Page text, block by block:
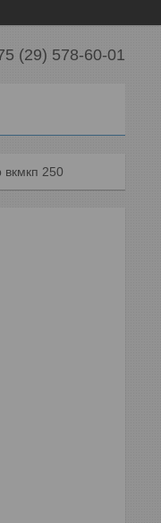
(29) 578-60-01
вкмкп 250